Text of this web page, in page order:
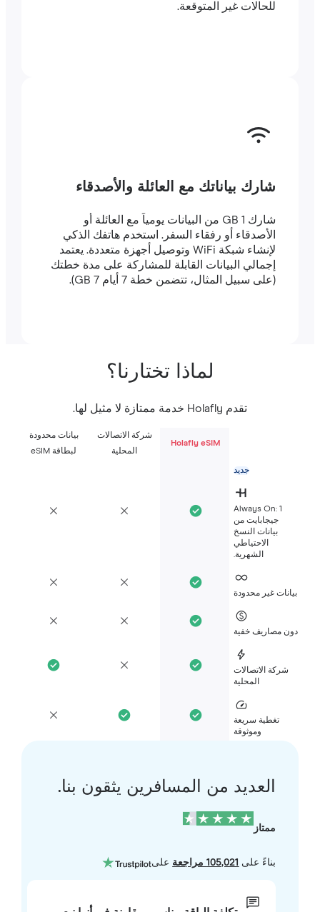
للحالات غير المتوقعة.
شارك بياناتك مع العائلة والأصدقاء
شارك 1 GB من البيانات يومياً مع العائلة أو
الأصدقاء أو رفقاء السفر. استخدم هاتفك الذكي
لإنشاء شبكة WiFi وتوصيل أجهزة متعددة. يعتمد
إجمالي البيانات القابلة للمشاركة على مدة خطتك
(على سبيل المثال، تتضمن خطة 7 أيام 7 GB).
لماذا تختارنا؟
Holafly eSIM
شركة الاتصالات
بيانات محدودة
Always On: 1
جيجابايت من
بيانات النسخ
الاحتياطي
غير محدودة
مصاريف خفية
شركة الاتصالات
تغطية سريعة
العديد من المسافرين يثقون بنا.
بناءً على105,021 مراجعة على